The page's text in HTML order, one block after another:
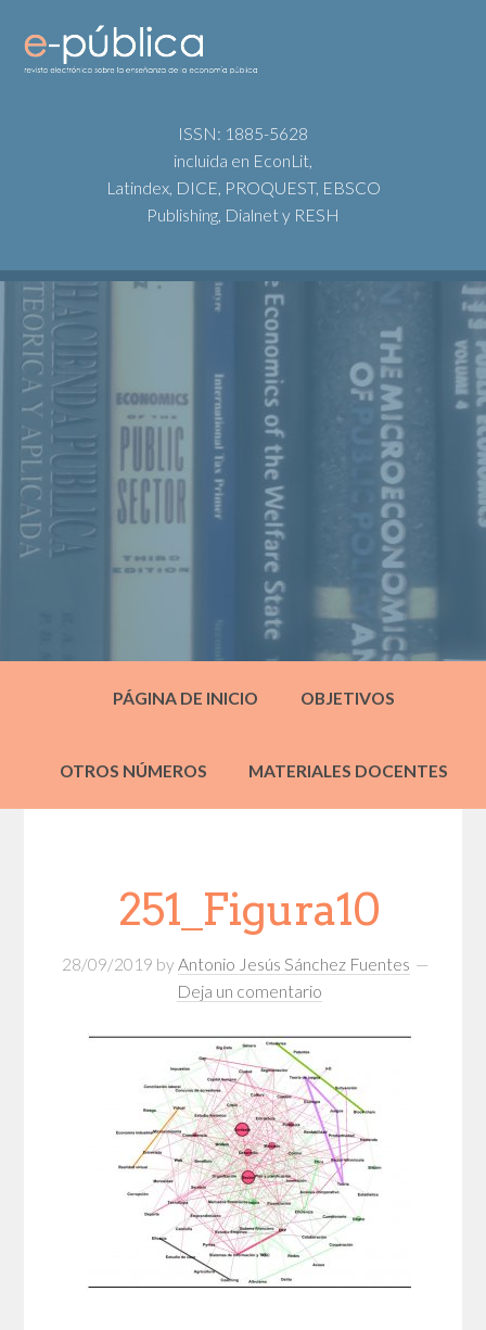
ISSN: 1885-5628
incluida en EconLit,
Latindex, DICE, PROQUEST, EBSCO
Publishing, Dialnet y RESH
PÁGINA DE INICIO OBJETIVOS
OTROS NÚMEROS MATERIALES DOCENTES
251_Figura10
28/09/2019 by Antonio Jesús Sánchez Fuentes
Deja un comentario